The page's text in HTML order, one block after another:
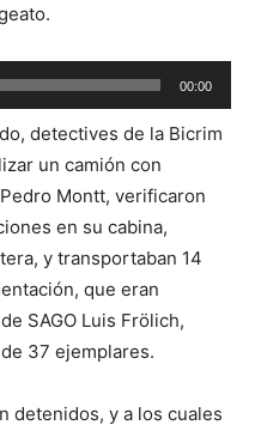
00:00
detectives de la Bicrim
un camión con
Montt, verificaron
en su cabina,
y transportaban 14
que eran
SAGO Luis Frölich,
37 ejemplares.
detenidos, y a los cuales